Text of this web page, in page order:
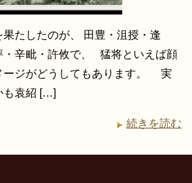
たしたのが、 田豊・沮授・逢
・辛毗・許攸で、 猛将といえば顔
ージがどうしてもあります。 実
も袁紹 […]
続きを読む